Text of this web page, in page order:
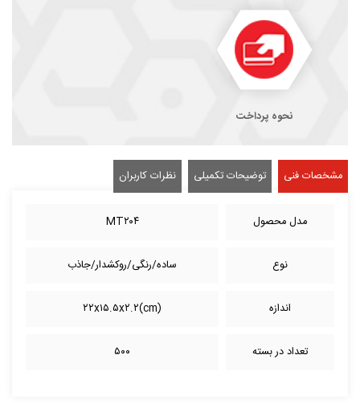
نحوه پرداخت
مشخصات فنی توضیحات تکمیلی نظرات کاربران
مدل محصول MT۲۰۴
نوع ساده/رنگی/روکشدار/جاذب
اندازه (cm)۲۲x۱۵.۵x۲.۲
تعداد در بسته ۵۰۰